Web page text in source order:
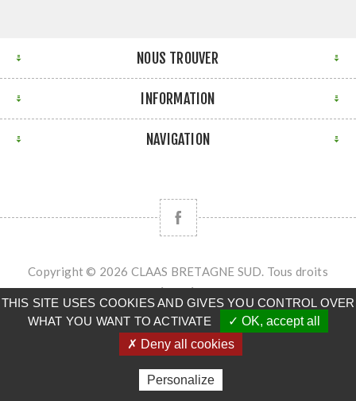
NOUS TROUVER
INFORMATION
NAVIGATION
Copyright © 2026 CLAAS BRETAGNE SUD. Tous droits
réservés.
Powered bynopCommerce
THIS SITE USES COOKIES AND GIVES YOU CONTROL OVER
WHAT YOU WANT TO ACTIVATE
✓ OK, accept all
✗ Deny all cookies
Personalize